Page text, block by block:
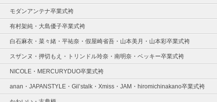
モダンアンテナ卒業式袴
有村架純・大島優子卒業式袴
白石麻衣・菜々緒・平祐奈・假屋崎省吾・山本美月・山本彩卒業式袴
スザンヌ・押切もえ・トリンドル玲奈・南明奈・ベッキー卒業式袴
NICOLE・MERCURYDUO卒業式袴
anan・JAPANSTYLE・Gil’stalk・Xmiss・JAM・hiromichinakano卒業式袴